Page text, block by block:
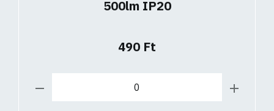
500lm IP20
490 Ft